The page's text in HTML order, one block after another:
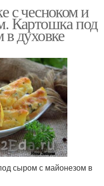
с чесноком и
Картошка под
духовке
сыром с майонезом в